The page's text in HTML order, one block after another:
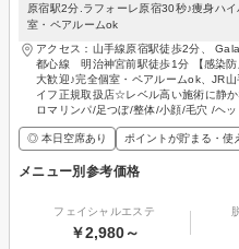
原宿駅2分.ラフォーレ原宿30秒♪痩身ハ
室・ペアルームok
アクセス：山手線原宿駅徒歩2分、
都心線 明治神宮前駅徒歩1分 【感染
大歓迎♪完全個室・ペアルームok、JR
イフ正規取扱店☆レベル高い施術に静
ロマリンパ/足つぼ/整体/小顔/毛穴 /ヘッ
◎ 本日空席あり ポイントが貯まる・使
メニュー別参考価格
フェイシャルエステ
￥2,980～